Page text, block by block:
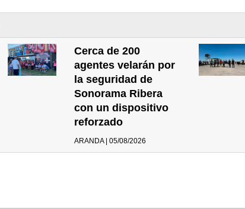
Cerca de 200
agentes velarán por
la seguridad de
Sonorama Ribera
con un dispositivo
reforzado
ARANDA | 05/08/2026